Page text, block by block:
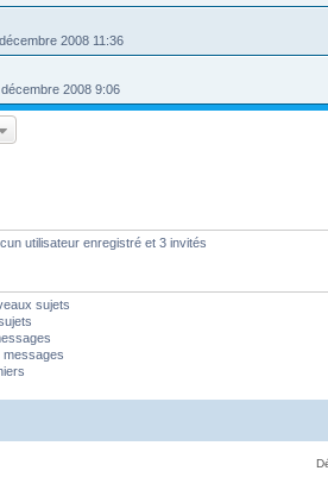
2008 11:36
2008 9:06
utilisateur enregistré et 3 invités
sujets